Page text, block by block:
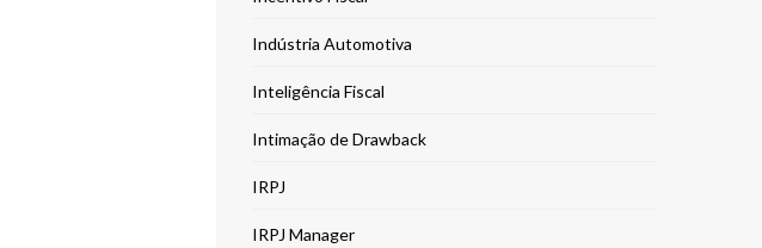
Indústria Automotiva
Inteligência Fiscal
Intimação de Drawback
IRPJ
IRPJ Manager